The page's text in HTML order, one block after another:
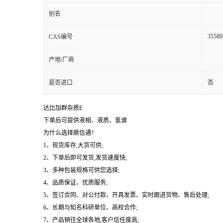
别名
CAS编号
产地/厂商
是否进口 否
达比加群杂质E
下单后可提供液相、液质、氢谱
为什么选择鼎信通?
1、现货库存,大货可供;
2、下单后即可发货,发货速度快;
3、多种包装规格可供您选择;
4、品质保证、优质服务;
5、签订合同、对公付款、开具发票、实时跟进货物、售后处理;
6、长期与知名科研单位、高校合作;
7、产品销往全球各地,客户信任度高;